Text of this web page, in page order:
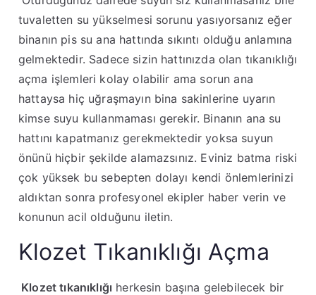
tuvaletten su yükselmesi sorunu yasıyorsanız eğer
binanın pis su ana hattında sıkıntı olduğu anlamına
gelmektedir. Sadece sizin hattınızda olan tıkanıklığı
açma işlemleri kolay olabilir ama sorun ana
hattaysa hiç uğraşmayın bina sakinlerine uyarın
kimse suyu kullanmaması gerekir. Binanın ana su
hattını kapatmanız gerekmektedir yoksa suyun
önünü hiçbir şekilde alamazsınız. Eviniz batma riski
çok yüksek bu sebepten dolayı kendi önlemlerinizi
aldıktan sonra profesyonel ekipler haber verin ve
konunun acil olduğunu iletin.
Klozet Tıkanıklığı Açma
Klozet tıkanıklığı herkesin başına gelebilecek bir